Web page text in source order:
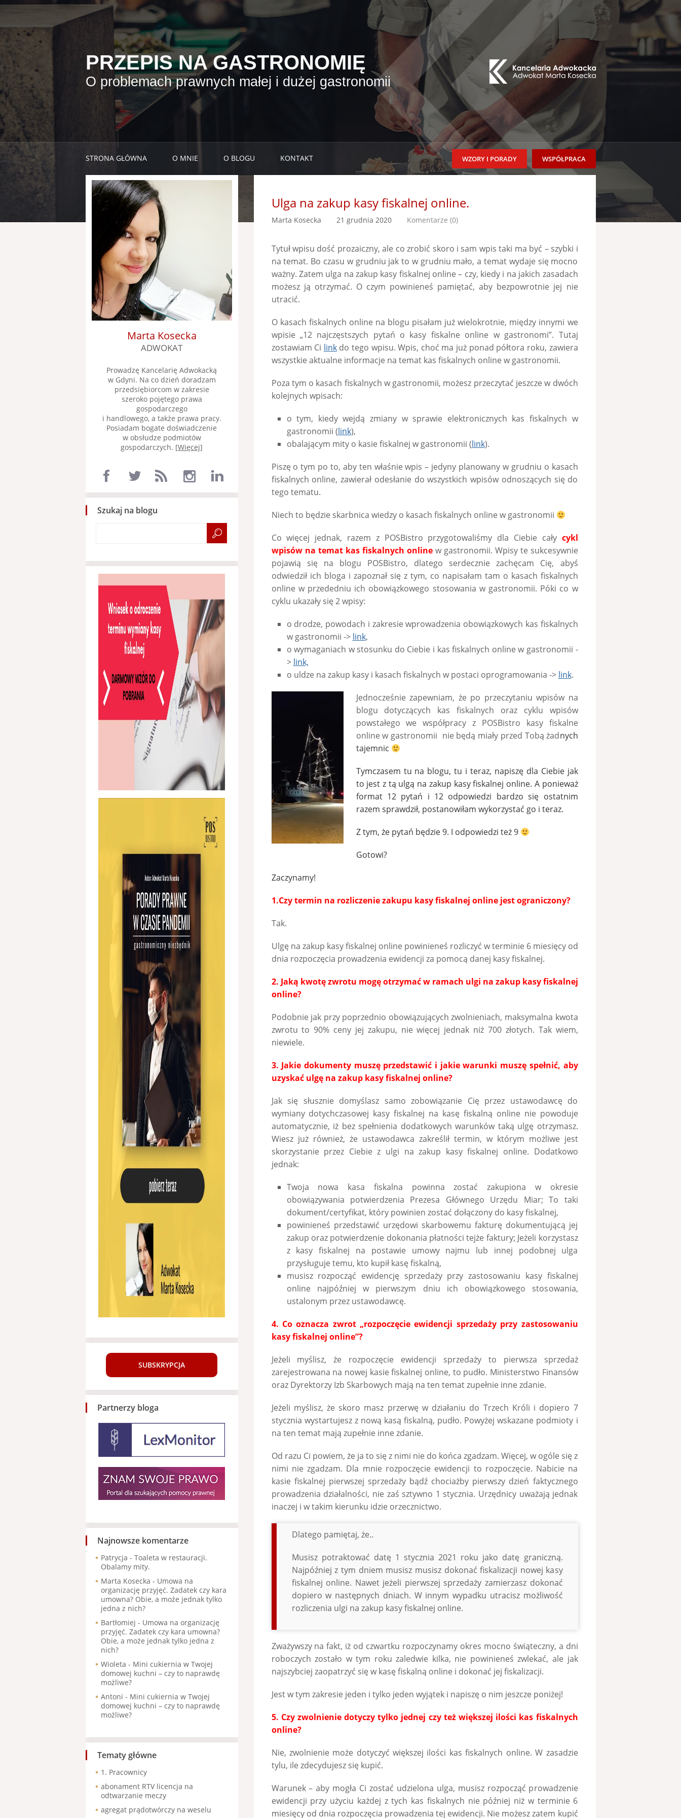
PRZEPIS NA GASTRONOMIĘ
O problemach prawnych małej i dużej gastronomii
STRONA GŁÓWNA O MNIE O BLOGU KONTAKT WSPÓŁPRACA
WZORY I PORADY
Ulga na zakup kasy fiskalnej online.
Marta Kosecka 21 grudnia 2020 Komentarze (0)
Tytuł wpisu dość prozaiczny, ale co zrobić skoro i sam wpis taki ma być – szybki i
na temat. Bo czasu w grudniu jak to w grudniu mało, a temat wydaje się mocno
ważny. Zatem ulga na zakup kasy fiskalnej online – czy, kiedy i na jakich zasadach
możesz ją otrzymać. O czym powinieneś pamiętać, aby bezpowrotnie jej nie
utracić.
O kasach fiskalnych online na blogu pisałam już wielokrotnie, między innymi we
wpisie „12 najczęstszych pytań o kasy fiskalne online w gastronomi”. Tutaj
zostawiam Ci linkdo tego wpisu. Wpis, choć ma już ponad półtora roku, zawiera
wszystkie aktualne informacje na temat kas fiskalnych online w gastronomii.
Poza tym o kasach fiskalnych w gastronomii, możesz przeczytać jeszcze w dwóch
kolejnych wpisach:
o tym, kiedy wejdą zmiany w sprawie elektronicznych kas fiskalnych w
gastronomii (link),
obalającym mity o kasie fiskalnej w gastronomii (link).
Piszę o tym po to, aby ten właśnie wpis – jedyny planowany w grudniu o kasach
fiskalnych online, zawierał odesłanie do wszystkich wpisów odnoszących się do
tego tematu.
Niech to będzie skarbnica wiedzy o kasach fiskalnych online w gastronomii
Co więcej jednak, razem z POSBistro przygotowaliśmy dla Ciebie cały cykl
wpisów na temat kas fiskalnych onlinew gastronomii. Wpisy te sukcesywnie
pojawią się na blogu POSBistro, dlatego serdecznie zachęcam Cię, abyś
odwiedził ich bloga i zapoznał się z tym, co napisałam tam o kasach fiskalnych
online w przededniu ich obowiązkowego stosowania w gastronomii. Póki co w
cyklu ukazały się 2 wpisy:
o drodze, powodach i zakresie wprowadzenia obowiązkowych kas fiskalnych
w gastronomii -> link,
o wymaganiach w stosunku do Ciebie i kas fiskalnych online w gastronomii -
> link,
o uldze na zakup kasy i kasach fiskalnych w postaci oprogramowania -> link.
Jednocześnie zapewniam, że po przeczytaniu wpisów na
blogu dotyczących kas fiskalnych oraz cyklu wpisów
powstałego we współpracy z POSBistro kasy fiskalne
online w gastronomii nie będą miały przed Tobą żadnych
tajemnic
Tymczasem tu na blogu, tu i teraz, napiszę dla Ciebie jak
to jest z tą ulgą na zakup kasy fiskalnej online. A ponieważ
format 12 pytań i 12 odpowiedzi bardzo się ostatnim
razem sprawdził, postanowiłam wykorzystać go i teraz.
Z tym, że pytań będzie 9. I odpowiedzi też 9
Gotowi?
Zaczynamy!
1.Czy termin na rozliczenie zakupu kasy fiskalnej online jest ograniczony?
Tak.
Ulgę na zakup kasy fiskalnej online powinieneś rozliczyć w terminie 6 miesięcy od
dnia rozpoczęcia prowadzenia ewidencji za pomocą danej kasy fiskalnej.
2. Jaką kwotę zwrotu mogę otrzymać w ramach ulgi na zakup kasy fiskalnej
online?
Podobnie jak przy poprzednio obowiązujących zwolnieniach, maksymalna kwota
zwrotu to 90% ceny jej zakupu, nie więcej jednak niż 700 złotych. Tak wiem,
niewiele.
3. Jakie dokumenty muszę przedstawić i jakie warunki muszę spełnić, aby
uzyskać ulgę na zakup kasy fiskalnej online?
Jak się słusznie domyślasz samo zobowiązanie Cię przez ustawodawcę do
wymiany dotychczasowej kasy fiskalnej na kasę fiskalną online nie powoduje
automatycznie, iż bez spełnienia dodatkowych warunków taką ulgę otrzymasz.
Wiesz już również, że ustawodawca zakreślił termin, w którym możliwe jest
skorzystanie przez Ciebie z ulgi na zakup kasy fiskalnej online. Dodatkowo
jednak:
Twoja nowa kasa fiskalna powinna zostać zakupiona w okresie
obowiązywania potwierdzenia Prezesa Głównego Urzędu Miar; To taki
dokument/certyfikat, który powinien zostać dołączony do kasy fiskalnej,
powinieneś przedstawić urzędowi skarbowemu fakturę dokumentującą jej
zakup oraz potwierdzenie dokonania płatności tejże faktury; Jeżeli korzystasz
z kasy fiskalnej na postawie umowy najmu lub innej podobnej ulga
przysługuje temu, kto kupił kasę fiskalną,
musisz rozpocząć ewidencję sprzedaży przy zastosowaniu kasy fiskalnej
online najpóźniej w pierwszym dniu ich obowiązkowego stosowania,
ustalonym przez ustawodawcę.
4. Co oznacza zwrot „rozpoczęcie ewidencji sprzedaży przy zastosowaniu
kasy fiskalnej online”?
Jeżeli myślisz, że rozpoczęcie ewidencji sprzedaży to pierwsza sprzedaż
zarejestrowana na nowej kasie fiskalnej online, to pudło. Ministerstwo Finansów
oraz Dyrektorzy Izb Skarbowych mają na ten temat zupełnie inne zdanie.
Jeżeli myślisz, że skoro masz przerwę w działaniu do Trzech Króli i dopiero 7
stycznia wystartujesz z nową kasą fiskalną, pudło. Powyżej wskazane podmioty i
na ten temat mają zupełnie inne zdanie.
Od razu Ci powiem, że ja to się z nimi nie do końca zgadzam. Więcej, w ogóle się z
nimi nie zgadzam. Dla mnie rozpoczęcie ewidencji to rozpoczęcie. Nabicie na
kasie fiskalnej pierwszej sprzedaży bądź chociażby pierwszy dzień faktycznego
prowadzenia działalności, nie zaś sztywno 1 stycznia. Urzędnicy uważają jednak
inaczej i w takim kierunku idzie orzecznictwo.
Dlatego pamiętaj, że..
Musisz potraktować datę 1 stycznia 2021 roku jako datę graniczną.
Najpóźniej z tym dniem musisz musisz dokonać fiskalizacji nowej kasy
fiskalnej online. Nawet jeżeli pierwszej sprzedaży zamierzasz dokonać
dopiero w następnych dniach. W innym wypadku utracisz możliwość
rozliczenia ulgi na zakup kasy fiskalnej online.
Zważywszy na fakt, iż od czwartku rozpoczynamy okres mocno świąteczny, a dni
roboczych zostało w tym roku zaledwie kilka, nie powinieneś zwlekać, ale jak
najszybciej zaopatrzyć się w kasę fiskalną online i dokonać jej fiskalizacji.
Jest w tym zakresie jeden i tylko jeden wyjątek i napiszę o nim jeszcze poniżej!
5. Czy zwolnienie dotyczy tylko jednej czy też większej ilości kas fiskalnych
online?
Nie, zwolnienie może dotyczyć większej ilości kas fiskalnych online. W zasadzie
tylu, ile zdecydujesz się kupić.
Warunek – aby mogła Ci zostać udzielona ulga, musisz rozpocząć prowadzenie
ewidencji przy użyciu każdej z tych kas fiskalnych nie później niż w terminie 6
miesięcy od dnia rozpoczęcia prowadzenia tej ewidencji. Nie możesz zatem kupić
Marta Kosecka
ADWOKAT
Prowadzę Kancelarię Adwokacką
w Gdyni. Na co dzień doradzam
przedsiębiorcom w zakresie
szeroko pojętego prawa
gospodarczego
i handlowego, a także prawa pracy.
Posiadam bogate doświadczenie
w obsłudze podmiotów
gospodarczych. [Więcej]
Szukaj na blogu
SUBSKRYPCJA
Partnerzy bloga
Najnowsze komentarze
Patrycja - Toaleta w restauracji.
Obalamy mity.
Marta Kosecka - Umowa na
organizację przyjęć. Zadatek czy kara
umowna? Obie, a może jednak tylko
jedna z nich?
Bartłomiej - Umowa na organizację
przyjęć. Zadatek czy kara umowna?
Obie, a może jednak tylko jedna z
nich?
Wioleta - Mini cukiernia w Twojej
domowej kuchni – czy to naprawdę
możliwe?
Antoni - Mini cukiernia w Twojej
domowej kuchni – czy to naprawdę
możliwe?
Tematy główne
1. Pracownicy
abonament RTV licencja na
odtwarzanie meczy
agregat prądotwórczy na weselu